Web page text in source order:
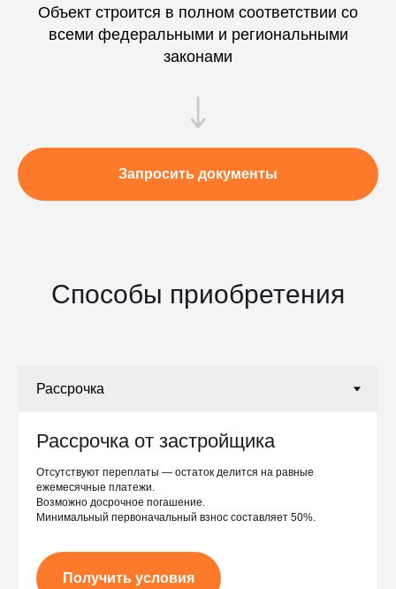
Объект строится в полном соответствии со
всеми федеральными и региональными
законами
Запросить документы
Способы приобретения
Рассрочка от застройщика
Отсутствуют переплаты — остаток делится на равные
ежемесячные платежи.
Возможно досрочное погашение.
Минимальный первоначальный взнос составляет 50%.
Получить условия